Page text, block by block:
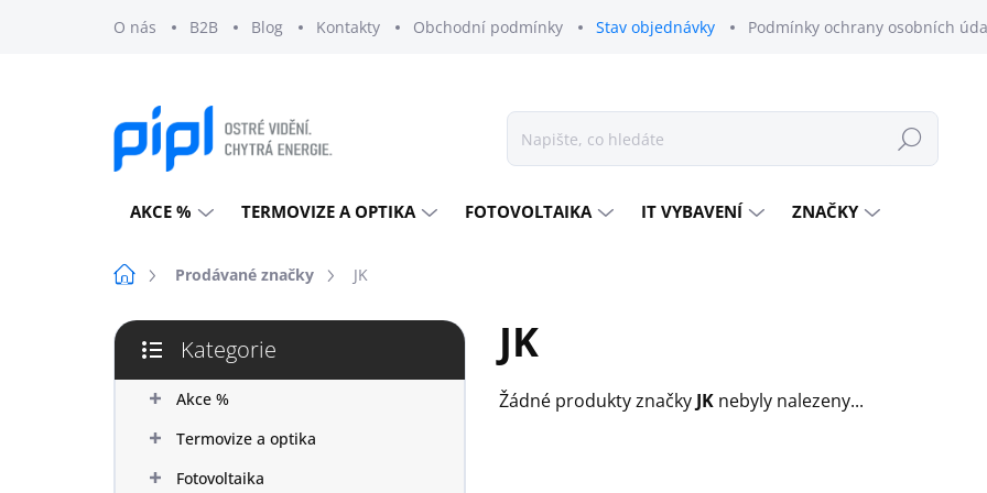
O nás B2B Blog Kontakty Obchodní podmínky Stav objednávky Podmínky ochrany osobních
Hledat
AKCE % TERMOVIZE A OPTIKA FOTOVOLTAIKA IT VYBAVENÍ ZNAČKY
DomůProdávané značky JK
P
s
Přeskočit
kategorie
Kategorie
Akce %
Termovize a optika
Fotovoltaika
JK
Žádné produkty značky JK nebyly nalezeny...